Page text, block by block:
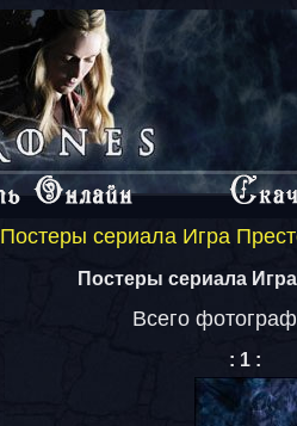
Постеры сериала Игра
Постеры сериала
Всего
: 1: